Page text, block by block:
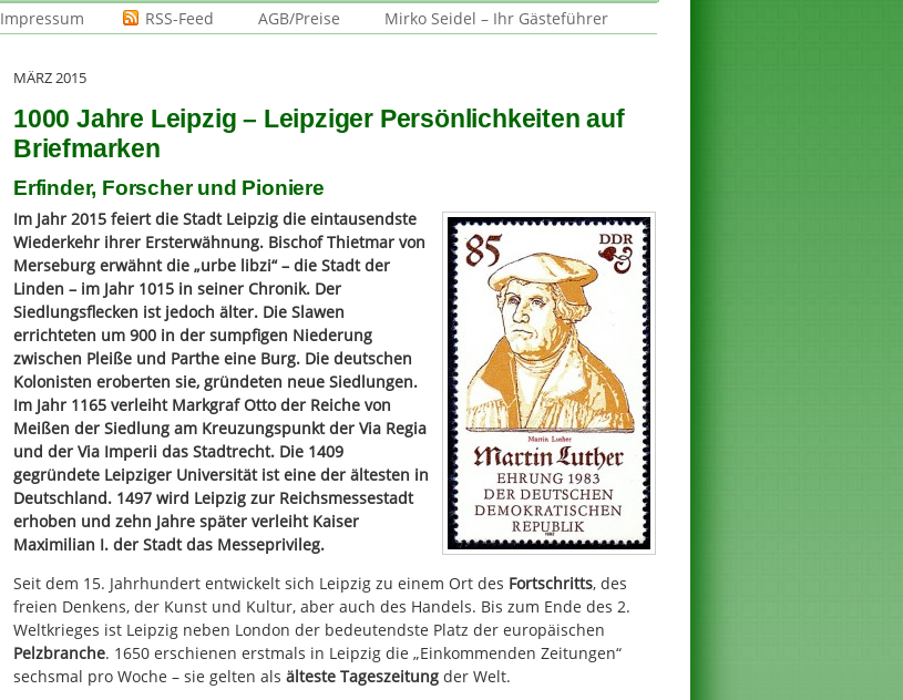
Impressum RSS-Feed AGB/Preise Mirko Seidel – Ihr Gästeführer
MÄRZ 2015
1000 Jahre Leipzig – Leipziger Persönlichkeiten auf
Briefmarken
Erfinder, Forscher und Pioniere
Im Jahr 2015 feiert die Stadt Leipzig die eintausendste
Wiederkehr ihrer Ersterwähnung. Bischof Thietmar von
Merseburg erwähnt die „urbe libzi“ – die Stadt der
Linden – im Jahr 1015 in seiner Chronik. Der
Siedlungsflecken ist jedoch älter. Die Slawen
errichteten um 900 in der sumpfigen Niederung
zwischen Pleiße und Parthe eine Burg. Die deutschen
Kolonisten eroberten sie, gründeten neue Siedlungen.
Im Jahr 1165 verleiht Markgraf Otto der Reiche von
Meißen der Siedlung am Kreuzungspunkt der Via Regia
und der Via Imperii das Stadtrecht. Die 1409
gegründete Leipziger Universität ist eine der ältesten in
Deutschland. 1497 wird Leipzig zur Reichsmessestadt
erhoben und zehn Jahre später verleiht Kaiser
Maximilian I. der Stadt das Messeprivileg.
Seit dem 15. Jahrhundert entwickelt sich Leipzig zu einem Ort des Fortschritts, des
freien Denkens, der Kunst und Kultur, aber auch des Handels. Bis zum Ende des 2.
Weltkrieges ist Leipzig neben London der bedeutendste Platz der europäischen
Pelzbranche. 1650 erschienen erstmals in Leipzig die „Einkommenden Zeitungen“
sechsmal pro Woche – sie gelten als älteste Tageszeitung der Welt.